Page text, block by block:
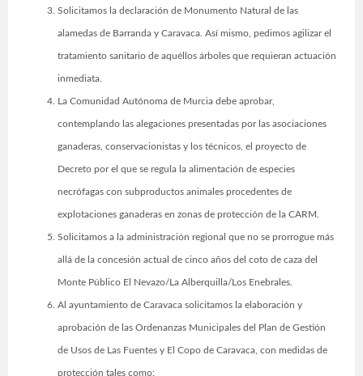
Solicitamos la declaración de Monumento Natural de las
alamedas de Barranda y Caravaca. Así mismo, pedimos agilizar el
tratamiento sanitario de aquéllos árboles que requieran actuación
inmediata.
La Comunidad Autónoma de Murcia debe aprobar,
contemplando las alegaciones presentadas por las asociaciones
ganaderas, conservacionistas y los técnicos, el proyecto de
Decreto por el que se regula la alimentación de especies
necrófagas con subproductos animales procedentes de
explotaciones ganaderas en zonas de protección de la CARM.
Solicitamos a la administración regional que no se prorrogue más
allá de la concesión actual de cinco años del coto de caza del
Monte Público El Nevazo/La Alberquilla/Los Enebrales.
Al ayuntamiento de Caravaca solicitamos la elaboración y
aprobación de las Ordenanzas Municipales del Plan de Gestión
de Usos de Las Fuentes y El Copo de Caravaca, con medidas de
protección tales como: